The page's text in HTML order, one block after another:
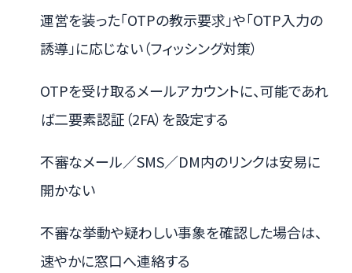
運営を装った「OTPの教示要求」や「OTP入力の
誘導」に応じない（フィッシング対策）
OTPを受け取るメールアカウントに、可能であれ
ば二要素認証（2FA）を設定する
不審なメール／SMS／DM内のリンクは安易に
開かない
不審な挙動や疑わしい事象を確認した場合は、
速やかに窓口へ連絡する